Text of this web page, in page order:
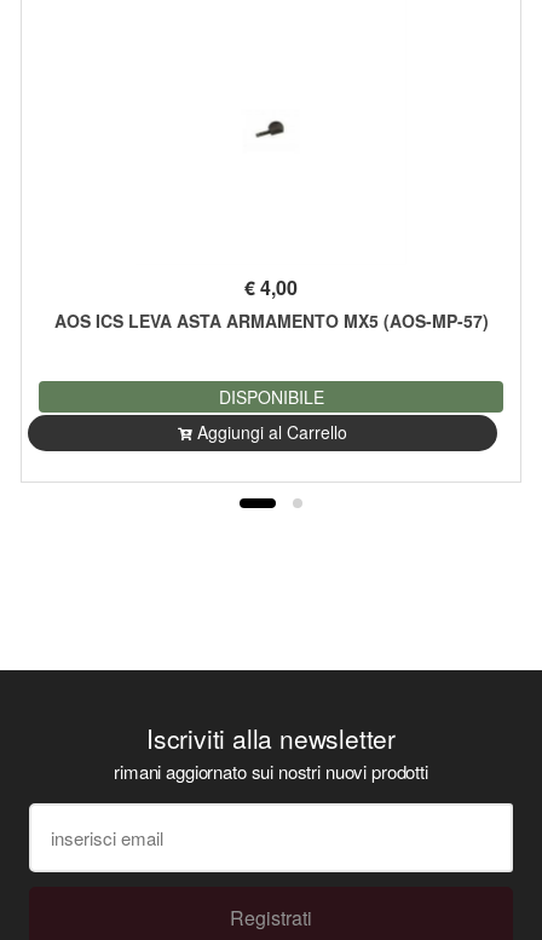
€4,00
AOS ICS LEVA ASTA ARMAMENTO MX5 (AOS-MP-57)
DISPONIBILE
Aggiungi al Carrello
Iscriviti alla newsletter
rimani aggiornato sui nostri nuovi prodotti
Registrati